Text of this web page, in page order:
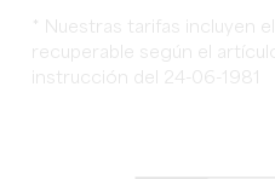
* Nuestras tarifas incluyen el
recuperable según el
instrucción del 24-06-1981